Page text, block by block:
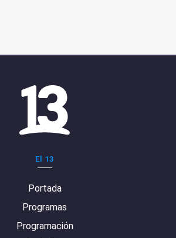
El 13
Portada
Programas
Programación